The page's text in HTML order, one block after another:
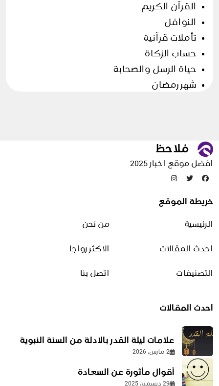
القرآن الكريم
النوافل
تأملات قرآنية
حساب الزكاة
حياة الرسل والصحابة
شهر رمضان
الأسرة
شؤون منزلية
طرق التحسين
طرق الربح من الإنترنت
منصات البيع
افضل موقع اخبار 2025
خريطة الموقع
الرئيسية من نحن
احدث المقالات الاكثر رواجا
التصنيفات اتصل بنا
احدث المقالات
علامات ليلة القدر بالادلة من السنة النبوية
2 مارس، 2026
أقوال مأثورة عن السعادة
29 ديسمبر، 2025